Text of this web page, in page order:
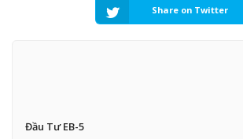
Share on Twitter
Đầu Tư EB-5